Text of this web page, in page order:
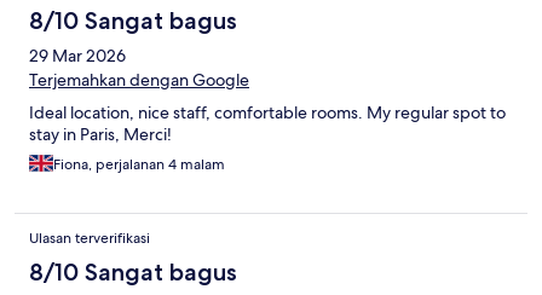
8/10 Sangat bagus
29 Mar 2026
Terjemahkan dengan Google
Ideal location, nice staff, comfortable rooms. My regular spot to
stay in Paris, Merci!
Fiona, perjalanan 4 malam
Ulasan terverifikasi
8/10 Sangat bagus